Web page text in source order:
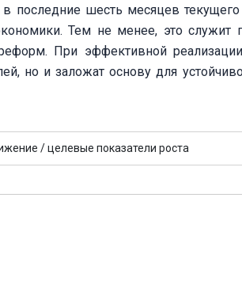
последние шесть месяцев текущего
Тем не менее, это служит
При эффективной
но и заложат основу для
/целевые показатели роста